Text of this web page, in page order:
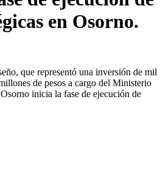
en Osorno.
que representó una inversión de mil
de pesos a cargo del Ministerio
inicia la fase de ejecución de